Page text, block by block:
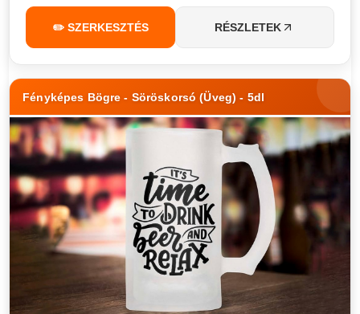
✏️ SZERKESZTÉS RÉSZLETEK
Fényképes Bögre - Söröskorsó (Üveg) - 5dl